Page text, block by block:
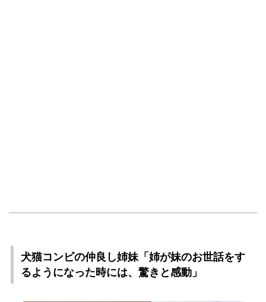
犬猫コンビの仲良し姉妹「姉が妹のお世話をす
るようになった時には、驚きと感動」